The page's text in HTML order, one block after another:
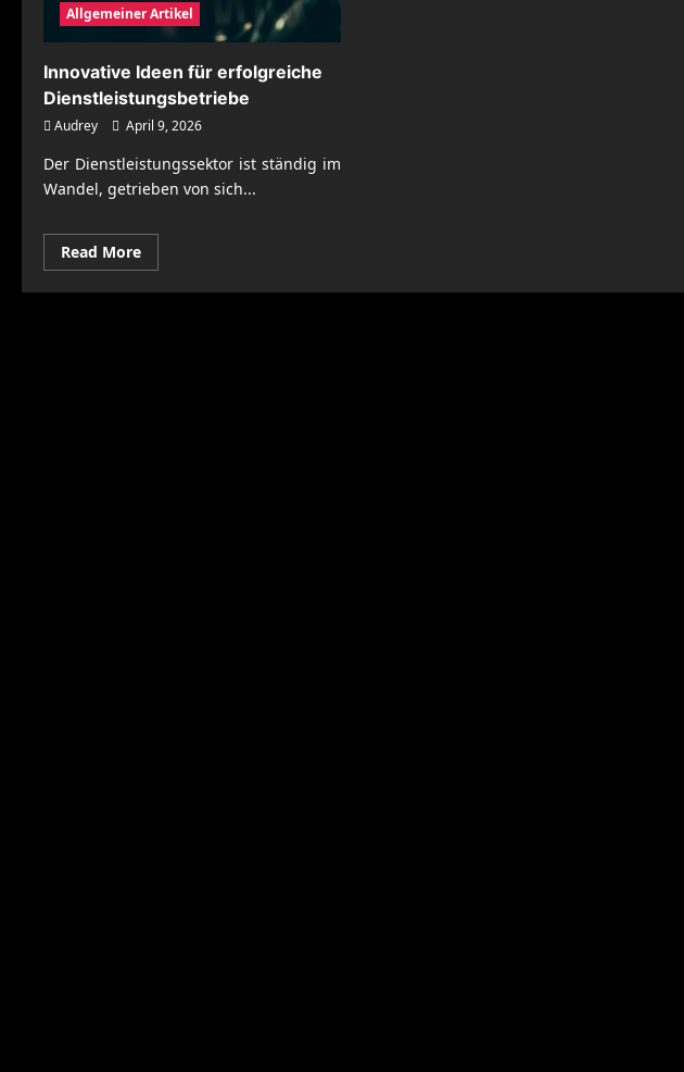
Allgemeiner Artikel
Innovative Ideen für erfolgreiche
Dienstleistungsbetriebe
Audrey April 9, 2026
Der Dienstleistungssektor ist ständig im
Wandel, getrieben von sich...
Read MoreRead
more
Innovative